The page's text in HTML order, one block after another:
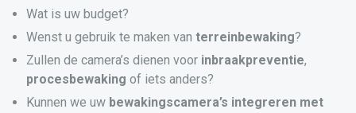
Wat is uw budget?
Wenst u gebruik te maken vanterreinbewaking?
Zullen de camera’s dienen voor inbraakpreventie,
procesbewaking of iets anders?
Kunnen we uw bewakingscamera’s integreren met